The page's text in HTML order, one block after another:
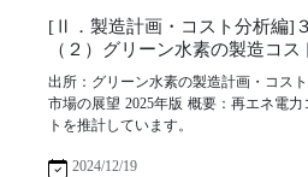
[Ⅱ．製造計画・コスト分析編]
（２）グリーン水素の製造コス
出所：グリーン水素の製造計画・コス
市場の展望 2025年版 概要：再エネ電
トを推計しています。
2024/12/19